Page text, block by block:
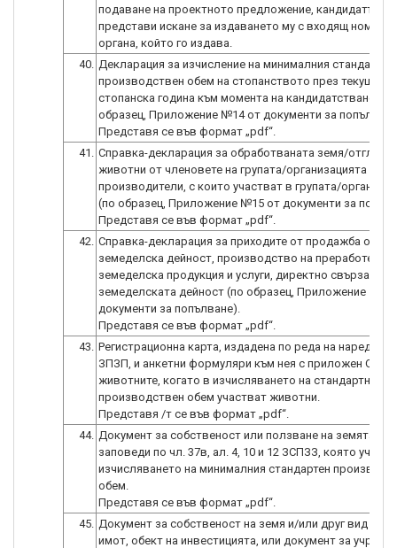
подаване на проектното предложение, кандидатът
представи искане за издаването му с входящ номер
органа, който го издава.
40. Декларация за изчисление на минималния стандартен
производствен обем на стопанството през текущата
стопанска година към момента на кандидатстване (по
образец, Приложение №14 от документи за
41. Справка-декларация за обработваната земя/
животни от членовете на групата/организацията на
производители, с които участват в групата/
(по образец, Приложение №15 от документи за
42. Справка-декларация за приходите от продажба от
земеделска дейност, производство на преработена
земеделска продукция и услуги, директно свързани
земеделската дейност (по образец, Приложение №16
документи за попълване).
43. Регистрационна карта, издадена по реда на
ЗПЗП, и анкетни формуляри към нея с приложен Опис
животните, когато в изчисляването на стандартния
производствен обем участват животни.
44. Документ за собственост или ползване на земята или
заповеди по чл. 37в, ал. 4, 10 и 12 ЗСПЗЗ, която
изчисляването на минималния стандартен
обем.
45. Документ за собственост на земя и/или друг вид
имот, обект на инвестицията, или документ за